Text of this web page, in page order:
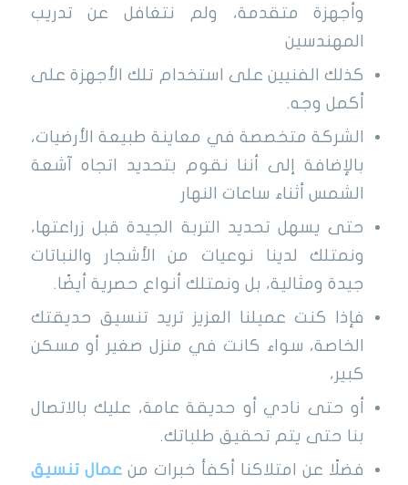
وأجهزة متقدمة، ولم نتغافل عن تدريب
المهندسين
كذلك الفنيين على استخدام تلك الأجهزة على
أكمل وجه.
الشركة متخصصة في معاينة طبيعة الأرضيات،
بالإضافة إلى أننا نقوم بتحديد اتجاه آشعة
الشمس أثناء ساعات النهار
حتى يسهل تحديد التربة الجيدة قبل زراعتها،
ونمتلك لدينا نوعيات من الأشجار والنباتات
جيدة ومثالية، بل ونمتلك أنواع حصرية أيضًا.
فإذا كنت عميلنا العزيز تريد تنسيق حديقتك
الخاصة، سواء كانت في منزل صغير أو مسكن
كبير،
أو حتى نادي أو حديقة عامة، عليك بالاتصال
بنا حتى يتم تحقيق طلباتك.
فضلًا عن امتلاكنا أكفأ خبرات منعمال تنسيق